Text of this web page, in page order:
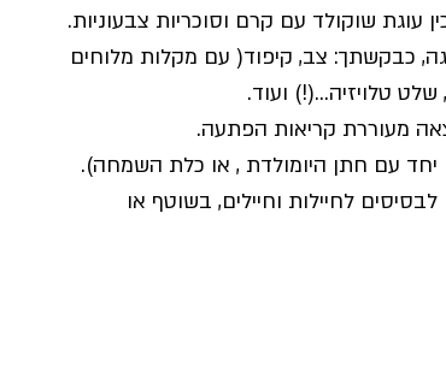
קטגוריה ללא שם נטול גלוטן
עוגת שוקולד עם קרם וסוכריות צבעוניות.
כבקשתך: צב, קיפוד( עם מקלות מלוחים
טלויזיה...(!) ועוד.
מעוררת קריאות הפתעה.
יחד עם חתן היומולדת , או כלת השמחה).
לחיילות וחיילים, בשוטף או